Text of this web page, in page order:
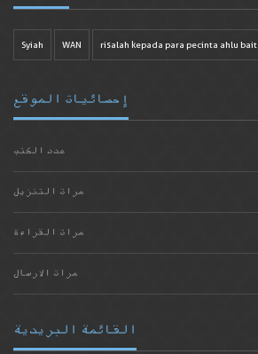
Syiah WAN risalah kepada para pecinta ahlu bait
إحصائيات الموقع
عدد الكتب
مرات التنزيل
مرات القراءة
مرات الارسال
القائمة البريدية